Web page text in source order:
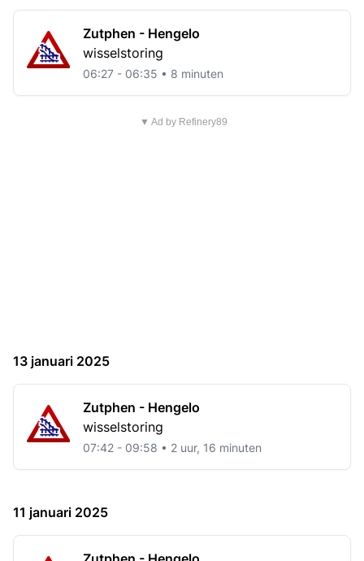
Zutphen - Hengelo
wisselstoring
06:27 - 06:35 • 8 minuten
▼ Ad by Refinery89
13 januari 2025
Zutphen - Hengelo
wisselstoring
07:42 - 09:58 • 2 uur, 16 minuten
11 januari 2025